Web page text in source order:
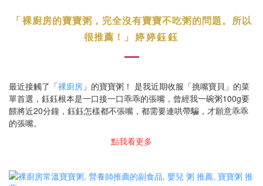
「 裸廚房的寶寶粥，完全沒有寶寶不吃粥的問題。所以
很推薦！
」 婷婷鈺鈺
最近接觸了「裸廚房 」的寶寶粥！ 是我近期收服「挑嘴寶貝」的菜
單首選，鈺鈺根本是一口接一口乖乖的張嘴，曾經我一碗粥100g要
餵將近20分鐘，鈺鈺怎樣都不張嘴，都需要連哄帶騙，才願意乖乖
的張嘴。
點我看更多